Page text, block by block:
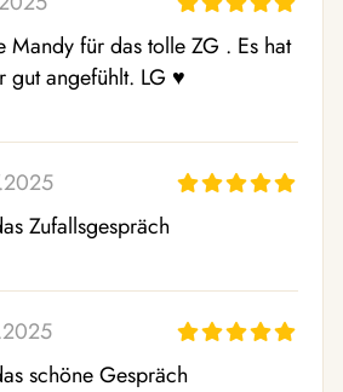
Mandy für das tolle ZG . Es hat
angefühlt. LG ♥
Zufallsgespräch
schöne Gespräch